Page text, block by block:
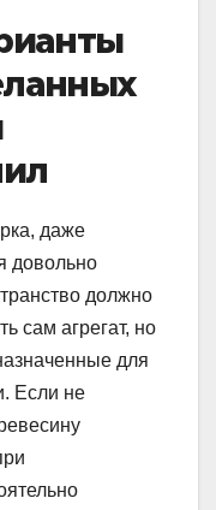
даже
довольно
должно
сам агрегат, но
для
Если не